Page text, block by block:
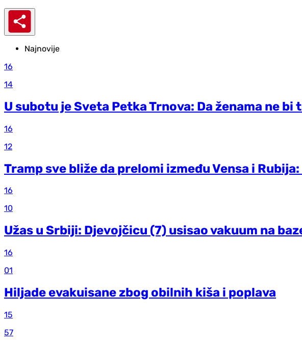
Najnovije
16
14
U subotu je Sveta Petka Trnova: Da ženama ne
16
12
Tramp sve bliže da prelomi između Vensa i
16
10
Užas u Srbiji: Djevojčicu (7) usisao vakuum na
16
01
Hiljade evakuisane zbog obilnih kiša i poplava
15
57